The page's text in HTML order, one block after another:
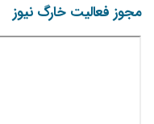
مجوز فعالیت خارگ نیوز